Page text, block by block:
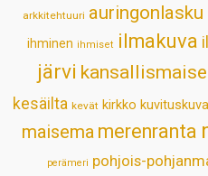
p
k
arkkitehtuuri auringonlasku
ihminen ihmiset ilmakuva
järvi
kesäilta kevät kirkko kuvituskuva
maisema merenranta
perämeri pohjois-